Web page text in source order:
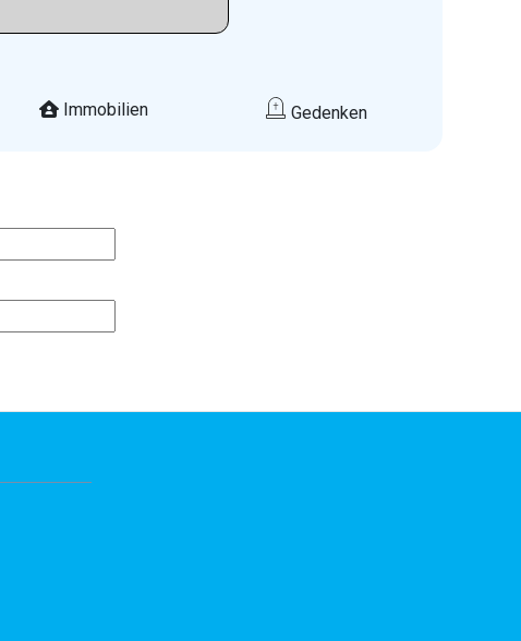
Immobilien Gedenken